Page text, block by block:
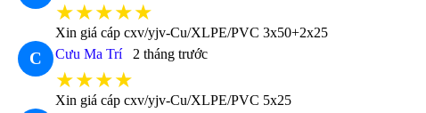
★★★★★
Xin giá cáp cxv/yjv-Cu/XLPE/PVC 3x50+2x25
C Cưu Ma Trí 2 tháng trước
★★★★
Xin giá cáp cxv/yjv-Cu/XLPE/PVC 5x25